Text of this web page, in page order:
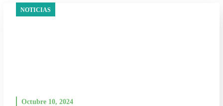
NOTICIAS
Octubre 10, 2024